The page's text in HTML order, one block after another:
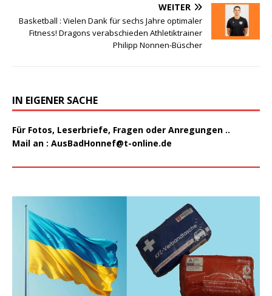
WEITER
Basketball : Vielen Dank für sechs Jahre optimaler
Fitness! Dragons verabschieden Athletiktrainer
Philipp Nonnen-Büscher
IN EIGENER SACHE
Für Fotos, Leserbriefe, Fragen oder Anregungen ..
Mail an : AusBadHonnef@t-online.de